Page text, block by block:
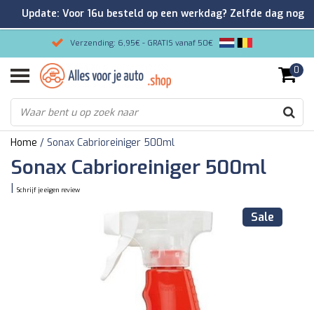
Verzending: 6,95€ - GRATIS vanaf 50€
Gemakkelijk bestellen/Veilig betalen
9.2/10 Klantenrating via Kiyoh!
0
Home / Sonax Cabrioreiniger 500ml
Sonax Cabrioreiniger 500ml
Schrijf je eigen review
Sale
Update: Voor 16u besteld op een werkdag? Zelfde dag nog
verzonden!